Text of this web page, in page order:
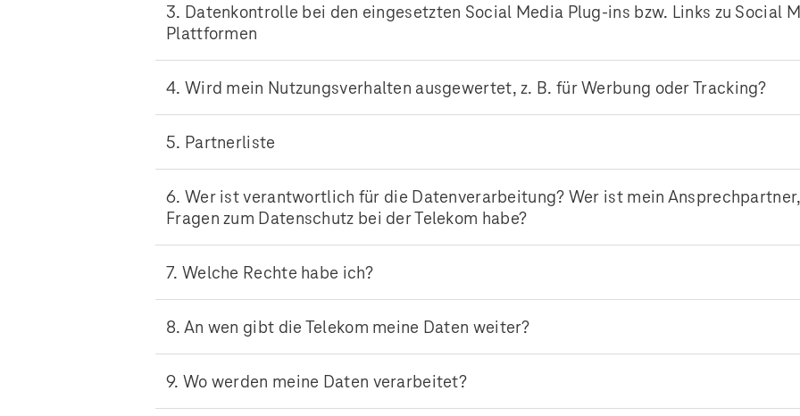
3. Datenkontrolle bei den eingesetzten Social Media Plug-ins bzw. Links zu Social
Plattformen
4. Wird mein Nutzungsverhalten ausgewertet, z. B. für Werbung oder Tracking?
5. Partnerliste
6. Wer ist verantwortlich für die Datenverarbeitung? Wer ist mein
Fragen zum Datenschutz bei der Telekom habe?
7. Welche Rechte habe ich?
8. An wen gibt die Telekom meine Daten weiter?
9. Wo werden meine Daten verarbeitet?